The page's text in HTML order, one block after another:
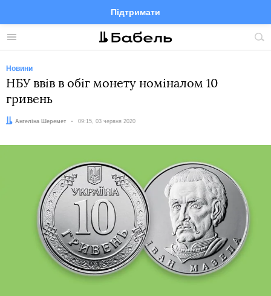
Меню
Підтримати
FacebookTelegramTwitter
Новини
НБУ ввів в обіг монету номіналом 10
гривень
Автор:
Ангеліна Шеремет Дата:
09:15, 03 червня 2020